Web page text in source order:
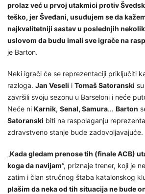
prolaz već u prvoj utakmici protiv
teško, jer Šveđani, usuđujem se da
najkvalitetniji sastav u poslednjih
uslovom da budu imali sve igrače na
je Barton.
Neki igrači će se reprezentaciji priključiti
razloga. Jan Veseli i Tomaš Satoranski
završili svoju sezonu u Barseloni i neće
Neće ni Karnik, Senal, Samura… Barton
Satoranski biti na raspolaganju
zdravstveno stanje bude zadovoljavajuće.
„Kada gledam prenose tih (finale ACB)
koga da navijam“, priznaje trener, koji je
zatim i član stručnog štaba katalonskog
plašim da neka od tih situacija ne bude